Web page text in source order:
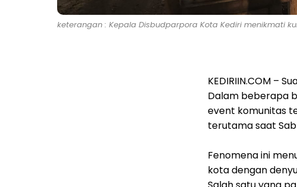
keterangan : Kepala Disbudparpora Kota Kediri menikmati
KEDIRIIN.COM –
Dalam beberapa
event komunitas
terutama saat
Fenomena ini
kota dengan